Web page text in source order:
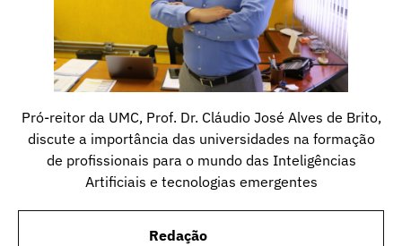
Pró-reitor da UMC, Prof. Dr. Cláudio José Alves de Brito,
discute a importância das universidades na formação
de profissionais para o mundo das Inteligências
Artificiais e tecnologias emergentes
Redação